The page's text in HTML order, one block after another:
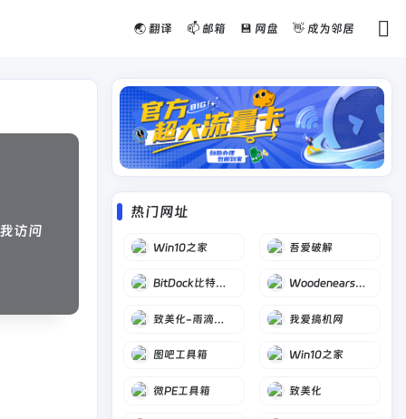
🌏 翻译 📫 邮箱 💾 网盘 👋 成为邻居
访问
热门网址
Win10之家 吾爱破解
BitDock比特工具栏 Woodenears吾等益耳
致美化-雨滴桌面皮肤 我爱搞机网
图吧工具箱 Win10之家
微PE工具箱 致美化